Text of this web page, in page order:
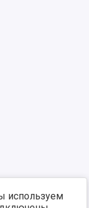
используем